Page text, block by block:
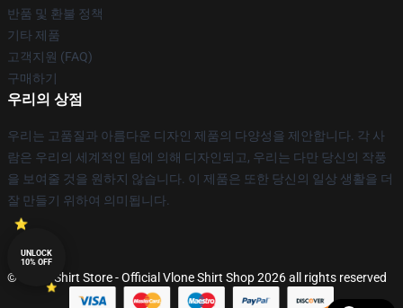
반품 및 환불 정책
기타 제품
고객지원 (FAQ)
구매하기
우리의 상점
우리는 고품질과 아름다운 디자인 제품의 다양성을 제안합니다. 각 사
람은 우리의 세계적인 팀에 의해 디자인되고, 우리는 다만 당신의 작풍
을 보여줄 것을 원하지 않습니다. 이 제품은 또한 당신의 일상 생활을 더
잘 만들기 위하여 의미됩니다.
© Vlone Shirt Store - Official Vlone Shirt Shop 2026 all rights reserved
UNLOCK
10% OFF